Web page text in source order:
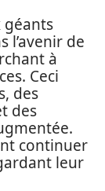
géants
l’avenir de
à
Ceci
des
des
continuer
leur